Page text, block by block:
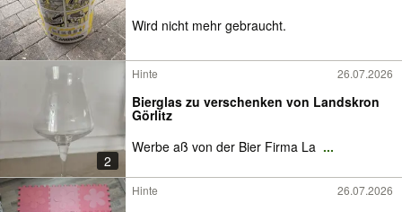
Wird nicht mehr gebraucht.
2
Hinte 26.07.2026
Bierglas zu verschenken von Landskron
Görlitz
Werbe aß von der Bier Firma La ...
Hinte 26.07.2026